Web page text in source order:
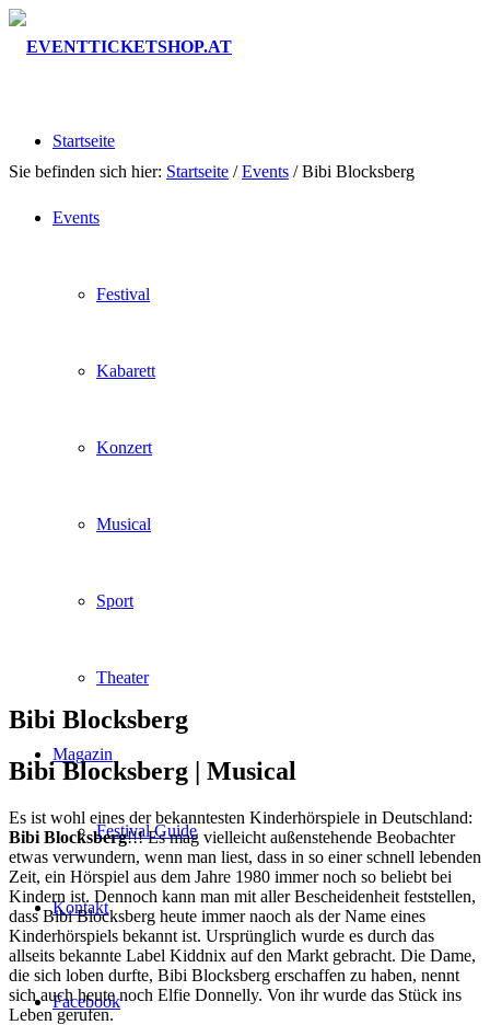
Startseite
Events
Festival
Kabarett
Konzert
Musical
Sport
Theater
Magazin
Festival Guide
Kontakt
Facebook
Sie befinden sich hier: Startseite / Events / Bibi Blocksberg
Bibi Blocksberg
Bibi Blocksberg | Musical
Es ist wohl eines der bekanntesten Kinderhörspiele in Deutschland:
Bibi Blocksberg!!! Es mag vielleicht außenstehende Beobachter
etwas verwundern, wenn man liest, dass in so einer schnell lebenden
Zeit, ein Hörspiel aus dem Jahre 1980 immer noch so beliebt bei
Kindern ist. Dennoch kann man mit aller Bescheidenheit feststellen,
dass Bibi Blocksberg heute immer naoch als der Name eines
Kinderhörspiels bekannt ist. Ursprünglich wurde es durch das
allseits bekannte Label Kiddnix auf den Markt gebracht. Die Dame,
die sich loben durfte, Bibi Blocksberg erschaffen zu haben, nennt
sich auch heute noch Elfie Donnelly. Von ihr wurde das Stück ins
Leben gerufen.